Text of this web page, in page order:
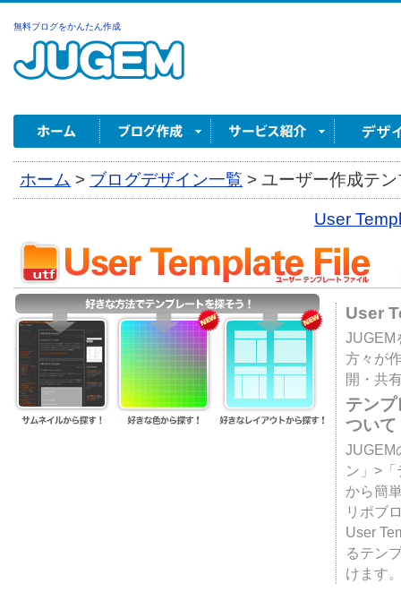
無料ブログをかんたん作成
ホーム > ブログデザイン一覧 > ユーザー作成テ
User
User
JUGEM
方々が
開・共
テン
ついて
JUGEM
ン」>
から簡
リポブ
User
るテン
けます